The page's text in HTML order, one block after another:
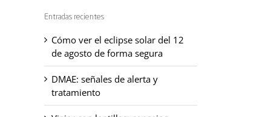
Entradas recientes
Cómo ver el eclipse solar del 12
de agosto de forma segura
DMAE: señales de alerta y
tratamiento